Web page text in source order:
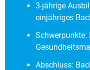
3-jährige
einjähriges
Abschluss: